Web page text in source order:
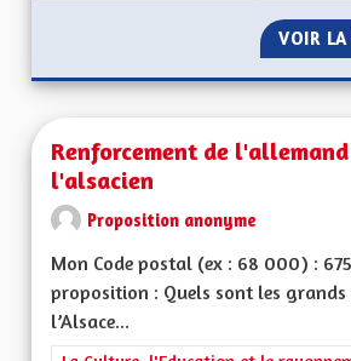
VOIR LA
Renforcement de
l'alsacien
Proposition anonyme
Mon Code postal (ex : 68 000) :
proposition : Quels sont les
l’Alsace...